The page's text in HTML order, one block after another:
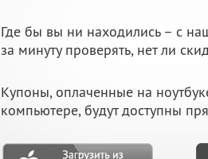
Где бы вы ни находились – с
за минуту проверять, нет ли
Купоны, оплаченные на
компьютере, будут доступны